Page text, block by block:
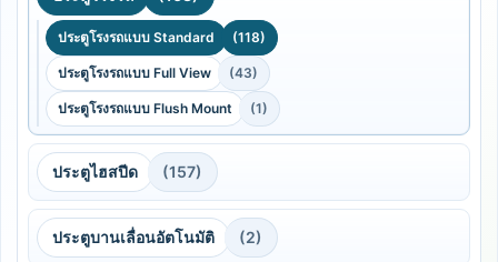
ประตูโรงรถแบบ Standard (118)
ประตูโรงรถแบบ Full View (43)
ประตูโรงรถแบบ Flush Mount (1)
ประตูไฮสปีด (157)
ประตูบานเลื่อนอัตโนมัติ (2)